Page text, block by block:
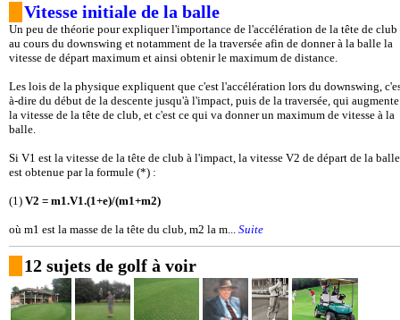
Vitesse initiale de la balle
Un peu de théorie pour expliquer l'importance de l'accélération de la tête de club
au cours du downswing et notamment de la traversée afin de donner à la balle la
vitesse de départ maximum et ainsi obtenir le maximum de distance.
Les lois de la physique expliquent que c'est l'accélération lors du downswing,
à-dire du début de la descente jusqu'à l'impact, puis de la traversée, qui augmente
la vitesse de la tête de club, et c'est ce qui va donner un maximum de vitesse à la
balle.
Si V1 est la vitesse de la tête de club à l'impact, la vitesse V2 de départ de la balle
est obtenue par la formule (*) :
(1) V2 = m1.V1.(1+e)/(m1+m2)
où m1 est la masse de la tête du club, m2 la m... Suite
12 sujets de golf à voir